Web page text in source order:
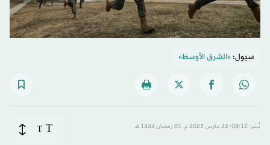
سيول:«الشرق الأوسط»
نُشر: 08:12-22 مارس 2023 م ـ 01 رَمضان 1444 هـ T
T